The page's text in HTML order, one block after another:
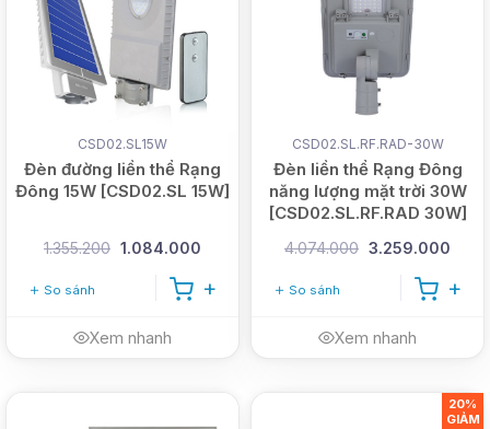
CSD02.SL15W
Đèn đường liền thể Rạng
Đông 15W [CSD02.SL 15W]
1.355.200 1.084.000
So sánh
Xem nhanh
CSD02.SL.RF.RAD-30W
Đèn liền thể Rạng Đông
năng lượng mặt trời 30W
[CSD02.SL.RF.RAD 30W]
4.074.000 3.259.000
So sánh
Xem nhanh
20%
GIẢM